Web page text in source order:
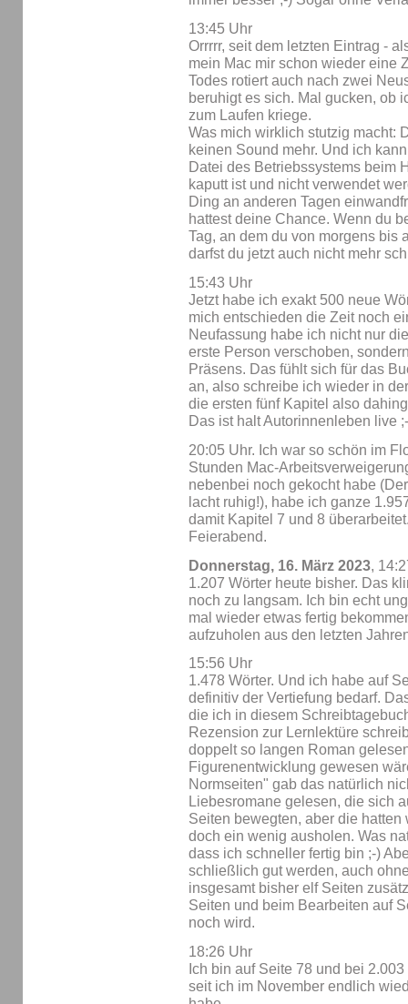
13:45 Uhr
Orrrrr, seit dem letzten Eintrag -
mein Mac mir schon wieder eine
Todes rotiert auch nach zwei
beruhigt es sich. Mal gucken, ob
zum Laufen kriege.
Was mich wirklich stutzig macht:
keinen Sound mehr. Und ich
Datei des Betriebssystems beim
kaputt ist und nicht verwendet
Ding an anderen Tagen
hattest deine Chance. Wenn du
Tag, an dem du von morgens bis
darfst du jetzt auch nicht mehr
15:43 Uhr
Jetzt habe ich exakt 500 neue
mich entschieden die Zeit noch
Neufassung habe ich nicht nur
erste Person verschoben,
Präsens. Das fühlt sich für das
an, also schreibe ich wieder in
die ersten fünf Kapitel also
Das ist halt Autorinnenleben live
20:05 Uhr. Ich war so schön im
Stunden Mac-
nebenbei noch gekocht habe
lacht ruhig!), habe ich ganze
damit Kapitel 7 und 8
Feierabend.
Donnerstag, 16. März 2023,
1.207 Wörter heute bisher. Das
noch zu langsam. Ich bin echt
mal wieder etwas fertig
aufzuholen aus den letzten
15:56 Uhr
1.478 Wörter. Und ich habe auf
definitiv der Vertiefung bedarf.
die ich in diesem
Rezension zur Lernlektüre
doppelt so langen Roman
Figurenentwicklung gewesen
Normseiten" gab das natürlich
Liebesromane gelesen, die sich
Seiten bewegten, aber die
doch ein wenig ausholen. Was
dass ich schneller fertig bin ;-)
schließlich gut werden, auch
insgesamt bisher elf Seiten
Seiten und beim Bearbeiten auf
noch wird.
18:26 Uhr
Ich bin auf Seite 78 und bei
seit ich im November endlich